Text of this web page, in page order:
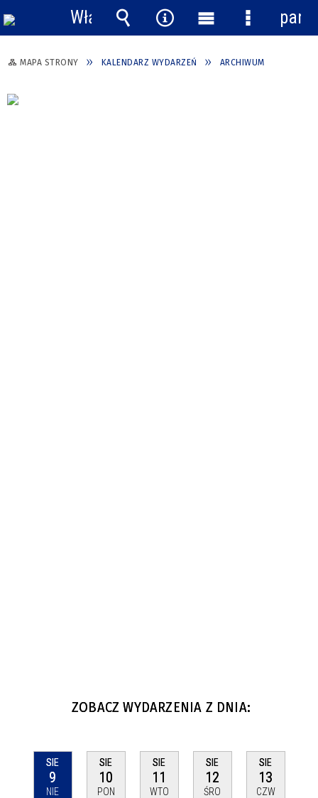
MAPA STRONY KALENDARZ WYDARZEŃ ARCHIWUM
ZOBACZ WYDARZENIA Z DNIA:
SIE
9
NIE
SIE
10
PON
SIE
11
WTO
SIE
12
ŚRO
SIE
13
CZW
Włącz
powiadomienia
Wyszukiwarka
Narzędzia
Menu
główne
Menu
panel